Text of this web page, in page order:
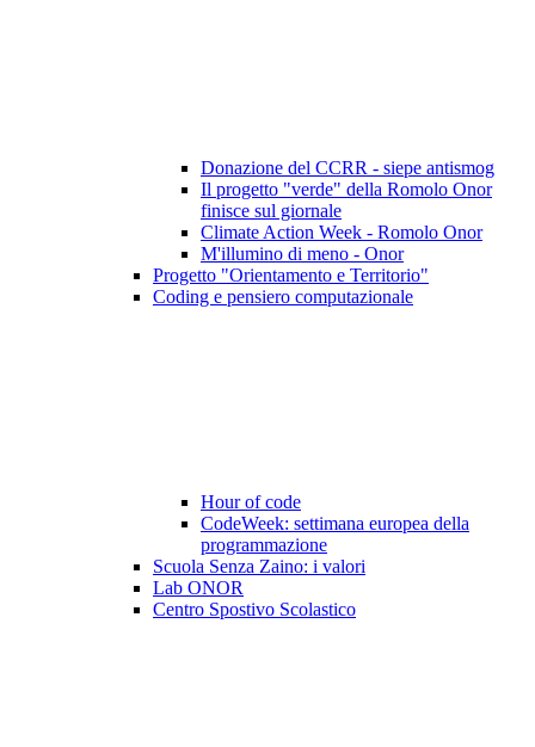
Donazione del CCRR - siepe antismog
Il progetto "verde" della Romolo Onor
finisce sul giornale
Climate Action Week - Romolo Onor
M'illumino di meno - Onor
Progetto "Orientamento e Territorio"
Coding e pensiero computazionale
Hour of code
CodeWeek: settimana europea della
programmazione
Scuola Senza Zaino: i valori
Lab ONOR
Centro Spostivo Scolastico